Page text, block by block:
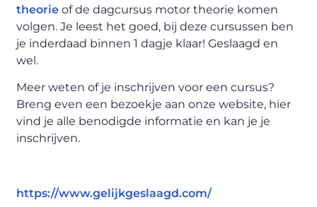
theorie of de dagcursus motor theorie komen
volgen. Je leest het goed, bij deze cursussen ben
je inderdaad binnen 1 dagje klaar! Geslaagd en
wel.
Meer weten of je inschrijven voor een cursus?
Breng even een bezoekje aan onze website, hier
vind je alle benodigde informatie en kan je je
inschrijven.
https://www.gelijkgeslaagd.com/